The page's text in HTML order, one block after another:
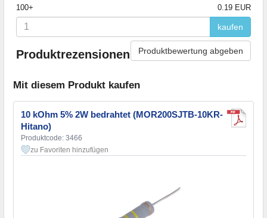
100+
0.19 EUR
kaufen
Produktrezensionen Produktbewertung abgeben
Mit diesem Produkt kaufen
10 kOhm 5% 2W bedrahtet (MOR200SJTB-10KR-
Hitano)
Produktcode: 3466
zu Favoriten hinzufügen